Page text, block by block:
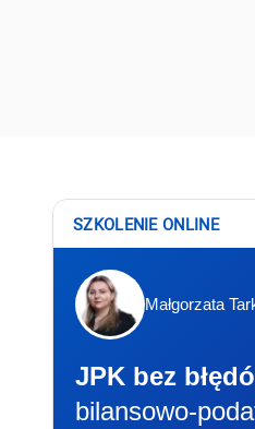
SZKOLENIE ONLINE
Małgorzata
JPK bez
bilansowo-